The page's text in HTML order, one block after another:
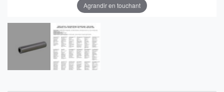
Agrandir en touchant